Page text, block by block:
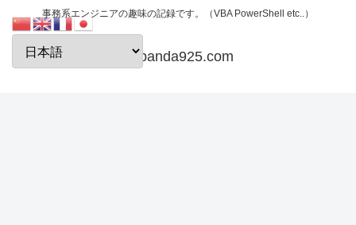
事務系エンジニアの趣味の記録です。（VBA PowerShell etc..）
papanda925.com